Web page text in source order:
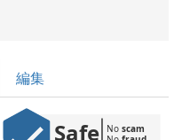
編集
Safe No scam